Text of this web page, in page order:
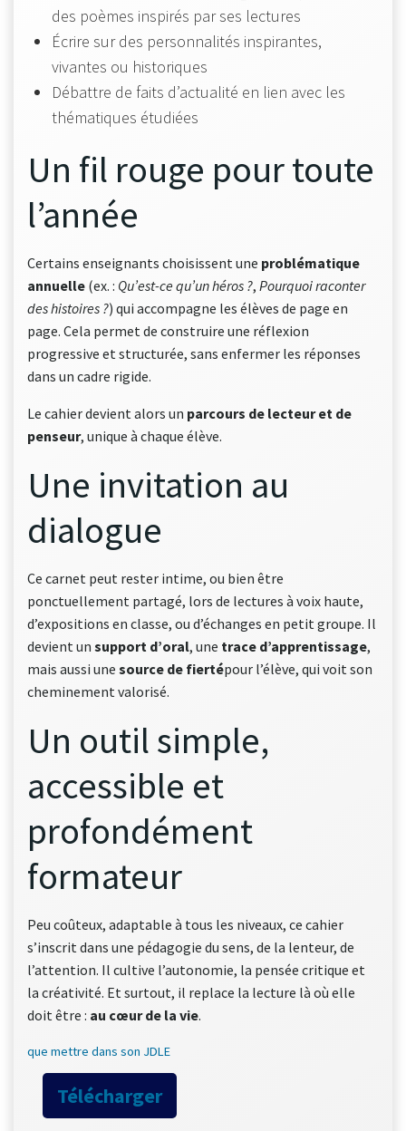
des poèmes inspirés par ses lectures
Écrire sur des personnalités inspirantes,
vivantes ou historiques
Débattre de faits d’actualité en lien avec les
thématiques étudiées
Un fil rouge pour toute
l’année
Certains enseignants choisissent une problématique
annuelle (ex. : Qu’est-ce qu’un héros ?, Pourquoi raconter
des histoires ?) qui accompagne les élèves de page en
page. Cela permet de construire une réflexion
progressive et structurée, sans enfermer les réponses
dans un cadre rigide.
Le cahier devient alors un parcours de lecteur et de
penseur, unique à chaque élève.
Une invitation au
dialogue
Ce carnet peut rester intime, ou bien être
ponctuellement partagé, lors de lectures à voix haute,
d’expositions en classe, ou d’échanges en petit groupe. Il
devient un support d’oral, une trace d’apprentissage,
mais aussi une source de fiertépour l’élève, qui voit son
cheminement valorisé.
Un outil simple,
accessible et
profondément
formateur
Peu coûteux, adaptable à tous les niveaux, ce cahier
s’inscrit dans une pédagogie du sens, de la lenteur, de
l’attention. Il cultive l’autonomie, la pensée critique et
la créativité. Et surtout, il replace la lecture là où elle
doit être : au cœur de la vie.
que mettre dans son JDLE
Télécharger